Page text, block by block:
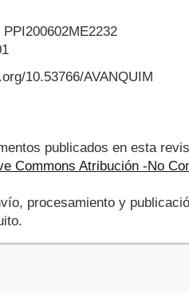
10.53766/AVANQUIM
publicados en esta
Commons Atribución -No
procesamiento y